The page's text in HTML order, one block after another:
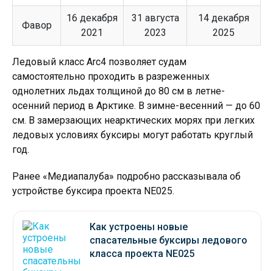
Фавор
16 декабря
2021
31 августа
2023
14 декабря
2025
Ледовый класс Arc4 позволяет судам
самостоятельно проходить в разреженных
однолетних льдах толщиной до 80 см в летне-
осенний период в Арктике. В зимне-весенний — до 60
см. В замерзающих неарктических морях при легких
ледовых условиях буксиры могут работать круглый
год.
Ранее «Медиапалуба» подробно рассказывала об
устройстве буксира проекта NE025.
Как устроены новые
спасательные буксиры ледового
класса проекта NE025